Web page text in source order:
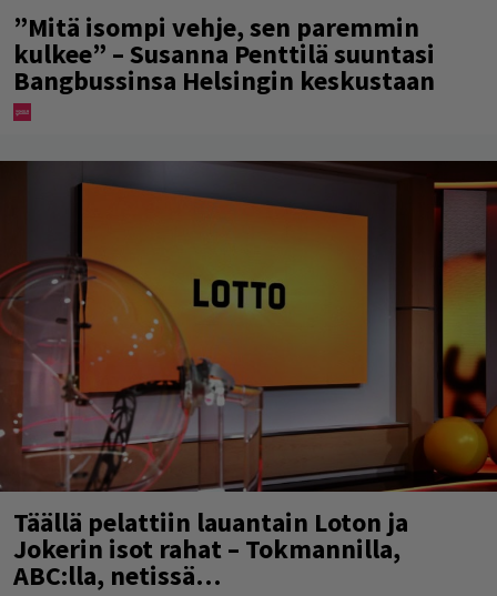
”Mitä isompi vehje, sen paremmin
kulkee” – Susanna Penttilä suuntasi
Bangbussinsa Helsingin keskustaan
Täällä pelattiin lauantain Loton ja
Jokerin isot rahat – Tokmannilla,
ABC:lla, netissä…